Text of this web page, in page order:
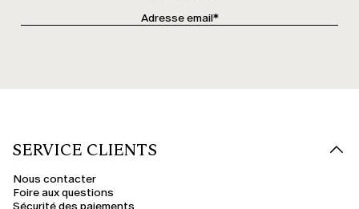
SERVICE CLIENTS
Nous contacter
Foire aux questions
Sécurité des paiements